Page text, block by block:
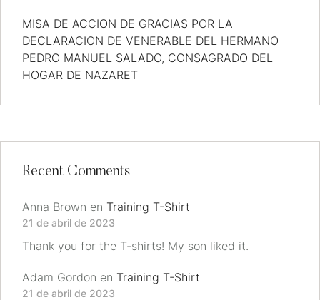
MISA DE ACCION DE GRACIAS POR LA
DECLARACION DE VENERABLE DEL HERMANO
PEDRO MANUEL SALADO, CONSAGRADO DEL
HOGAR DE NAZARET
Recent Comments
Anna Brown en Training T-Shirt
21 de abril de 2023
Thank you for the T-shirts! My son liked it.
Adam Gordon en Training T-Shirt
21 de abril de 2023